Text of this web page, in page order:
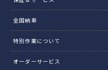
全国納車
特別作業について
オーダーサービス